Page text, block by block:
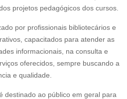
projetos pedagógicos dos cursos.
por profissionais bibliotecários e
capacitados para atender as
informacionais, na consulta e
oferecidos, sempre buscando a
e qualidade.
destinado ao público em geral para